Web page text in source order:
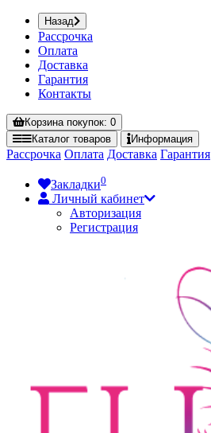
Назад
Рассрочка
Оплата
Доставка
Гарантия
Контакты
Корзинапокупок: 0
Каталог товаров Информация
Рассрочка Оплата Доставка Гарантия
Закладки0
Личный кабинет
Авторизация
Регистрация